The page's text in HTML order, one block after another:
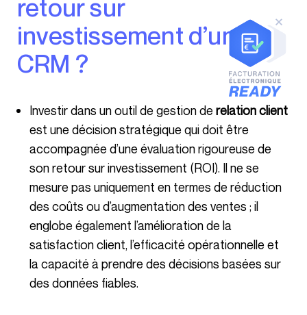
retour sur
investissement d’un
CRM ?
Investir dans un outil de gestion de relation client
est une décision stratégique qui doit être
accompagnée d’une évaluation rigoureuse de
son retour sur investissement (ROI). Il ne se
mesure pas uniquement en termes de réduction
des coûts ou d’augmentation des ventes ; il
englobe également l’amélioration de la
satisfaction client, l’efficacité opérationnelle et
la capacité à prendre des décisions basées sur
des données fiables.